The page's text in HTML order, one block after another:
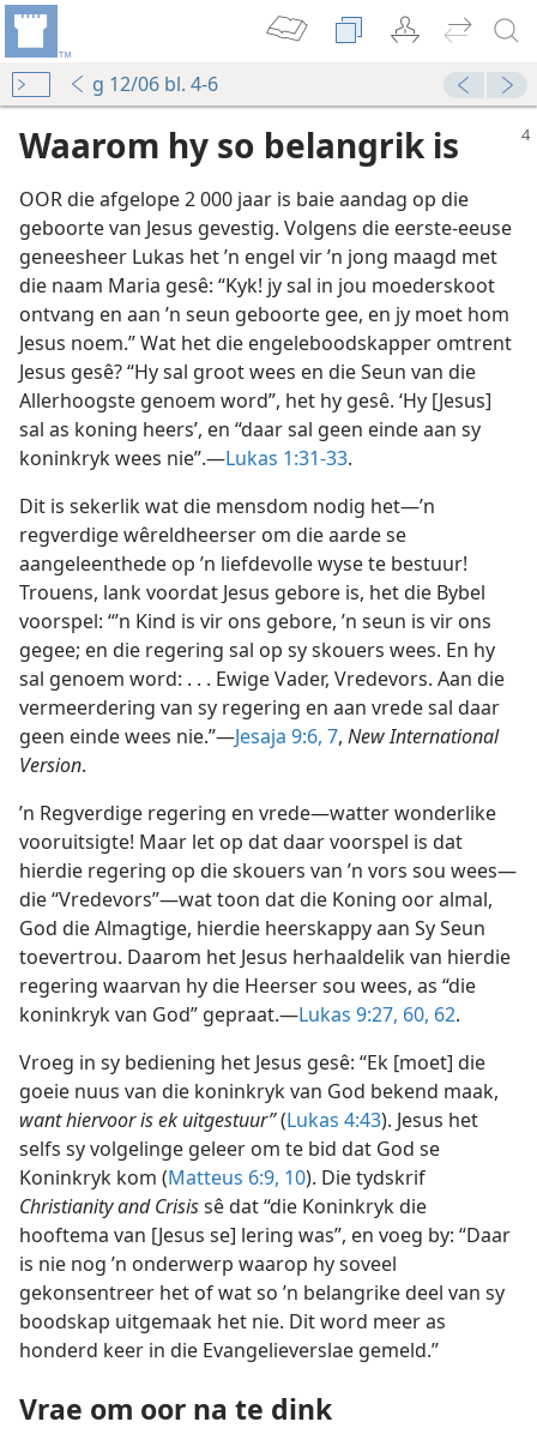
g 12/06 bl. 4-6
Waarom hy so belangrik is
OOR die afgelope 2 000 jaar is baie aandag op die
geboorte van Jesus gevestig. Volgens die eerste-eeuse
geneesheer Lukas het ’n engel vir ’n jong maagd met
die naam Maria gesê: “Kyk! jy sal in jou moederskoot
ontvang en aan ’n seun geboorte gee, en jy moet hom
Jesus noem.” Wat het die engeleboodskapper omtrent
Jesus gesê? “Hy sal groot wees en die Seun van die
Allerhoogste genoem word”, het hy gesê. ‘Hy [Jesus]
sal as koning heers’, en “daar sal geen einde aan sy
koninkryk wees nie”.—Lukas 1:31-33.
Dit is sekerlik wat die mensdom nodig het—’n
regverdige wêreldheerser om die aarde se
aangeleenthede op ’n liefdevolle wyse te bestuur!
Trouens, lank voordat Jesus gebore is, het die Bybel
voorspel: “’n Kind is vir ons gebore, ’n seun is vir ons
gegee; en die regering sal op sy skouers wees. En hy
sal genoem word: . . . Ewige Vader, Vredevors. Aan die
vermeerdering van sy regering en aan vrede sal daar
geen einde wees nie.”—Jesaja 9:6, 7, New International
Version.
’n Regverdige regering en vrede—watter wonderlike
vooruitsigte! Maar let op dat daar voorspel is dat
hierdie regering op die skouers van ’n vors sou wees—
die “Vredevors”—wat toon dat die Koning oor almal,
God die Almagtige, hierdie heerskappy aan Sy Seun
toevertrou. Daarom het Jesus herhaaldelik van hierdie
regering waarvan hy die Heerser sou wees, as “die
koninkryk van God” gepraat.—Lukas 9:27, 60, 62.
Vroeg in sy bediening het Jesus gesê: “Ek [moet] die
goeie nuus van die koninkryk van God bekend maak,
want hiervoor is ek uitgestuur”(Lukas 4:43). Jesus het
selfs sy volgelinge geleer om te bid dat God se
Koninkryk kom (Matteus 6:9, 10). Die tydskrif
Christianity and Crisissê dat “die Koninkryk die
hooftema van [Jesus se] lering was”, en voeg by: “Daar
is nie nog ’n onderwerp waarop hy soveel
gekonsentreer het of wat so ’n belangrike deel van sy
boodskap uitgemaak het nie. Dit word meer as
honderd keer in die Evangelieverslae gemeld.”
Vrae om oor na te dink